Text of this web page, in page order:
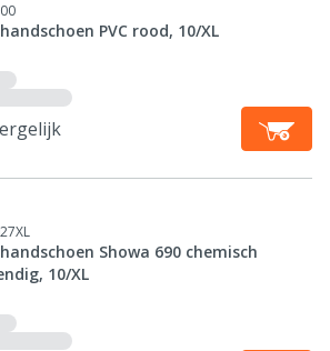
PVC rood, 10/XL
Showa 690 chemisch
10/XL